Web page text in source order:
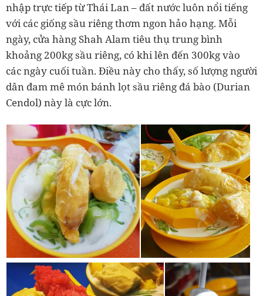
nhập trực tiếp từ Thái Lan – đất nước luôn nổi tiếng
với các giống sầu riêng thơm ngon hảo hạng. Mỗi
ngày, cửa hàng Shah Alam tiêu thụ trung bình
khoảng 200kg sầu riêng, có khi lên đến 300kg vào
các ngày cuối tuần. Điều này cho thấy, số lượng người
dân đam mê món bánh lọt sầu riêng đá bào (Durian
Cendol) này là cực lớn.